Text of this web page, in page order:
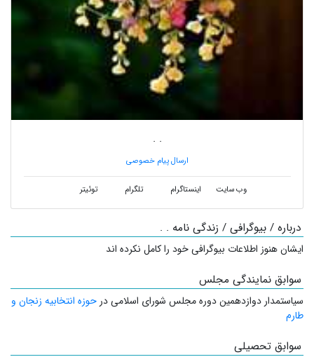
. .
ارسال پیام خصوصی
وب سایت اینستاگرام تلگرام توئیتر
درباره / بیوگرافی / زندگی نامه . .
ایشان هنوز اطلاعات بیوگرافی خود را کامل نکرده اند
سوابق نمایندگی مجلس
سیاستمدار دوازدهمین دوره مجلس شورای اسلامی در حوزه انتخابیه زنجان و
طارم
سوابق تحصیلی